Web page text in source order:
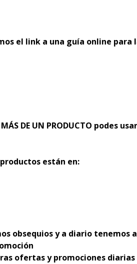
el link a una guía online para
MÁS DE UN PRODUCTO podes
están en:
obsequios y a diario tenemos
ofertas y promociones diarias